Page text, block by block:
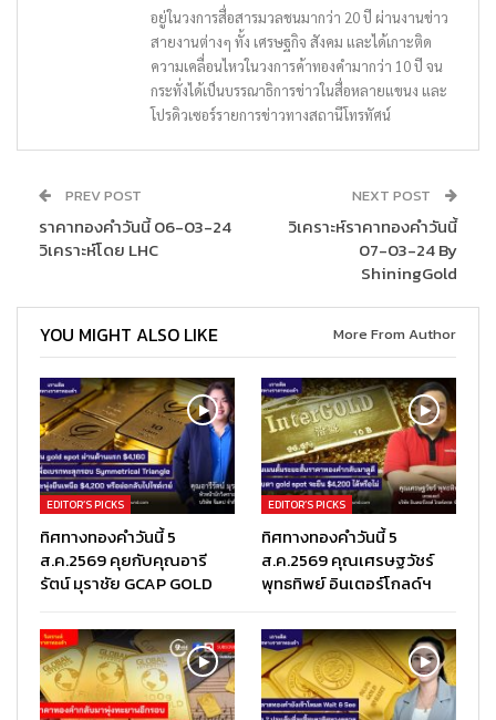
อยู่ในวงการสื่อสารมวลชนมากว่า 20 ปี ผ่านงานข่าว
สายงานต่างๆ ทั้ง เศรษฐกิจ สังคม และได้เกาะติด
ความเคลื่อนไหวในวงการค้าทองคำมากว่า 10 ปี จน
กระทั่งได้เป็นบรรณาธิการข่าวในสื่อหลายแขนง และ
โปรดิวเซอร์รายการข่าวทางสถานีโทรทัศน์
PREV POST
ราคาทองคำวันนี้ 06-03-24
วิเคราะห์โดย LHC
NEXT POST
วิเคราะห์ราคาทองคำวันนี้
07-03-24 By
ShiningGold
YOU MIGHT ALSO LIKE More From Author
EDITOR’S PICKS
ทิศทางทองคำวันนี้ 5
ส.ค.2569 คุยกับคุณอารี
รัตน์ มุราชัย GCAP GOLD
EDITOR’S PICKS
ทิศทางทองคำวันนี้ 5
ส.ค.2569 คุณเศรษฐวัชร์
พุทธทิพย์ อินเตอร์โกลด์ฯ